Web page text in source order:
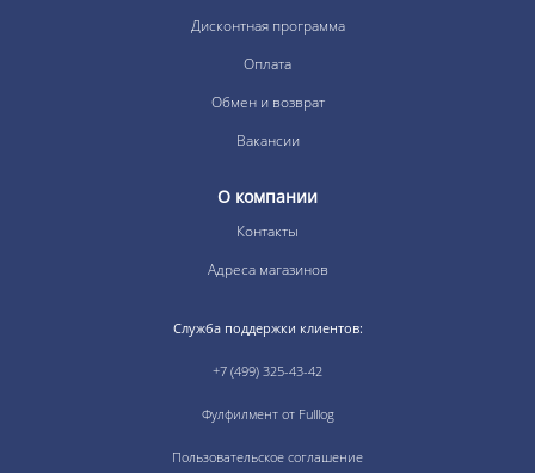
Дисконтная программа
Оплата
Обмен и возврат
Вакансии
О компании
Контакты
Адреса магазинов
Служба поддержки клиентов:
+7 (499) 325-43-42
Фулфилмент от Fulllog
Пользовательское соглашение